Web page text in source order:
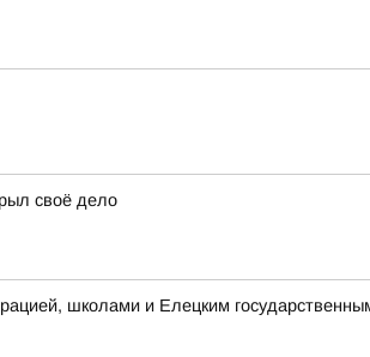
своё дело
школами и Елецким